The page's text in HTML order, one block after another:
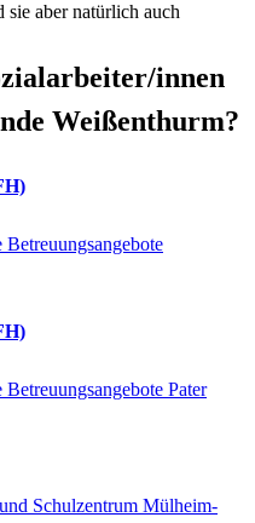
sie aber natürlich auch
innen
Weißenthurm?
Pater
Schulzentrum Mülheim-